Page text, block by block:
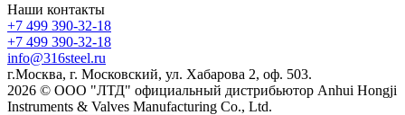
Наши контакты
+7 499 390-32-18
+7 499 390-32-18
info@316steel.ru
г.Москва, г. Московский, ул. Хабарова 2, оф. 503.
2026 © ООО "ЛТД" официальный дистрибьютор Anhui Hongji
Instruments & Valves Manufacturing Co., Ltd.